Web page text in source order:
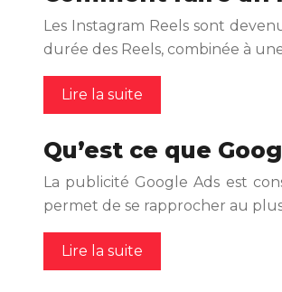
Les Instagram Reels sont
durée des Reels, combinée à
Lire la suite
Qu’est ce que
La publicité Google Ads est
permet de se rapprocher au
Lire la suite